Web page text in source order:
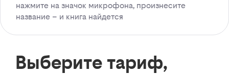
нажмите на значок микрофона, произнесите
название – и книга найдется
Выберите тариф,